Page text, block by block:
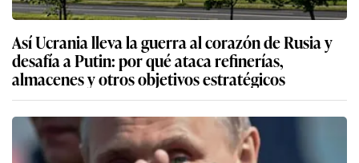
Así Ucrania lleva la guerra al corazón de Rusia y
desafía a Putin: por qué ataca refinerías,
almacenes y otros objetivos estratégicos